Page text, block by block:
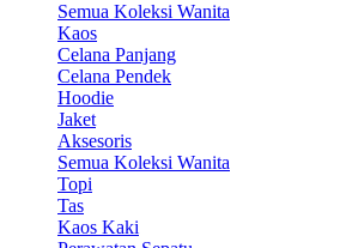
Semua Koleksi Wanita
Kaos
Celana Panjang
Celana Pendek
Hoodie
Jaket
Aksesoris
Semua Koleksi Wanita
Topi
Tas
Kaos Kaki